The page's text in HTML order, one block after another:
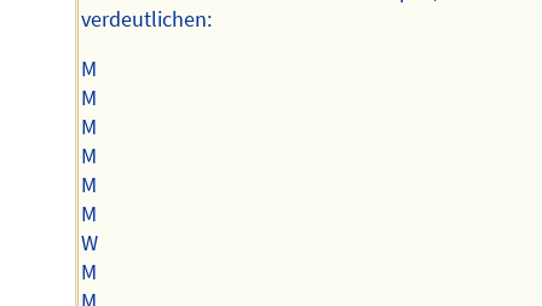
verdeutlichen:
M
M
M
M
M
M
W
M